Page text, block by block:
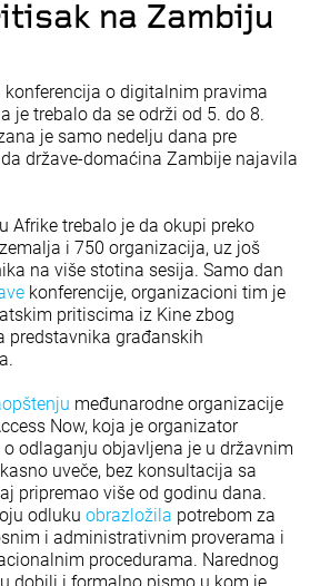
na Zambiju
o digitalnim pravima
je trebalo da se održi od 5. do 8.
je samo nedelju dana pre
države-domaćina Zambije najavila
Afrike trebalo je da okupi preko
i 750 organizacija, uz još
na više stotina sesija. Samo dan
konferencije, organizacioni tim je
pritiscima iz Kine zbog
predstavnika građanskih
međunarodne organizacije
Now, koja je organizator
o odlaganju objavljena je u državnim
uveče, bez konsultacija sa
pripremao više od godinu dana.
odluku obrazložila potrebom za
i administrativnim proverama i
procedurama. Narednog
dobili i formalno pismo u kom je